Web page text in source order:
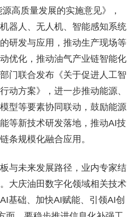
高质量发展的实施意见》，
器人、无人机、智能感知系统
研发与应用，推动生产现场等
优化，推动油气产业链智能化
门联合发布《关于促进人工智
动方案》，进一步推动能源、
型等要素协同联动，鼓励能源
等新技术研发落地，推动AI技
条规模化融合应用。
与未来发展路径，业内专家结
大庆油田数字化领域相关技术
基础、加快AI赋能、引领AI创